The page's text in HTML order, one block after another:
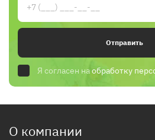
Отправить
Я согласен наобработку
О компании